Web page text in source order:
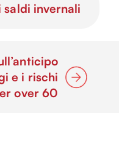
saldi invernali
e i rischi
over 60